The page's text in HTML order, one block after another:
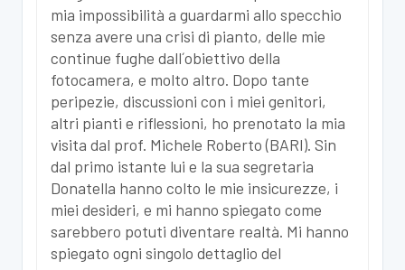
mia impossibilità a guardarmi allo specchio
senza avere una crisi di pianto, delle mie
continue fughe dall´obiettivo della
fotocamera, e molto altro. Dopo tante
peripezie, discussioni con i miei genitori,
altri pianti e riflessioni, ho prenotato la mia
visita dal prof. Michele Roberto (BARI). Sin
dal primo istante lui e la sua segretaria
Donatella hanno colto le mie insicurezze, i
miei desideri, e mi hanno spiegato come
sarebbero potuti diventare realtà. Mi hanno
spiegato ogni singolo dettaglio del